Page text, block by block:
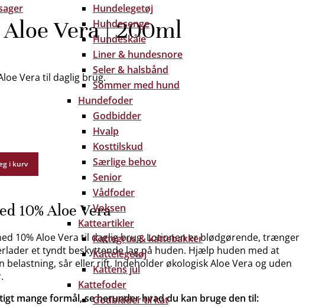
Hundelegetøj
Hundesenge
Hundeskåle
Liner & hundesnore
Seler & halsbånd
Sommer med hund
Hundefoder
Godbidder
Hvalp
Kosttilskud
Særlige behov
Senior
Vådfoder
Voksen
Katteartikler
Kattegrus & kattebakker
Kattelegetøj
Kattens jul
Kattefoder
Godbidder til kat
Vera | 200ml
Vera til daglig brug.
i kurv
10% Aloe Vera
10% Aloe Vera til daglig brug. Lotionen er blødgørende, trænger
et tyndt beskyttende lag på huden. Hjælp huden med at
belastning, sår eller rift. Indeholder økologisk Aloe Vera og uden
mange formål, se herunder hvad du kan bruge den til: